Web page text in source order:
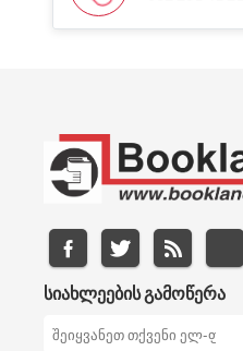
ᲡᲘᲐᲮᲚᲔᲔᲑᲘᲡ ᲒᲐᲛᲝᲬᲔᲠᲐ